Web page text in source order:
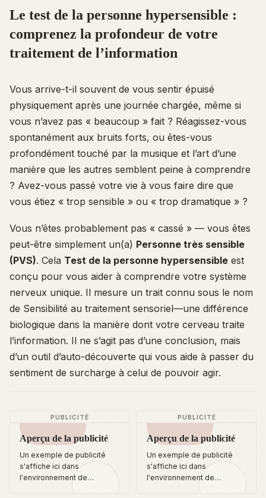
Le test de la personne hypersensible :
comprenez la profondeur de votre
traitement de l’information
Vous arrive-t-il souvent de vous sentir épuisé
physiquement après une journée chargée, même si
vous n’avez pas « beaucoup » fait ? Réagissez-vous
spontanément aux bruits forts, ou êtes-vous
profondément touché par la musique et l’art d’une
manière que les autres semblent peine à comprendre
? Avez-vous passé votre vie à vous faire dire que
vous étiez « trop sensible » ou « trop dramatique » ?
Vous n’êtes probablement pas « cassé » — vous êtes
peut-être simplement un(a) Personne très sensible
(PVS). Cela Test de la personne hypersensible est
conçu pour vous aider à comprendre votre système
nerveux unique. Il mesure un trait connu sous le nom
de Sensibilité au traitement sensoriel—une différence
biologique dans la manière dont votre cerveau traite
l’information. Il ne s’agit pas d’une conclusion, mais
d’un outil d’auto-découverte qui vous aide à passer du
sentiment de surcharge à celui de pouvoir agir.
PUBLICITÉ
Aperçu de la publicité
Un exemple de publicité
s'affiche ici dans
l'environnement de
PUBLICITÉ
Aperçu de la publicité
Un exemple de publicité
s'affiche ici dans
l'environnement de